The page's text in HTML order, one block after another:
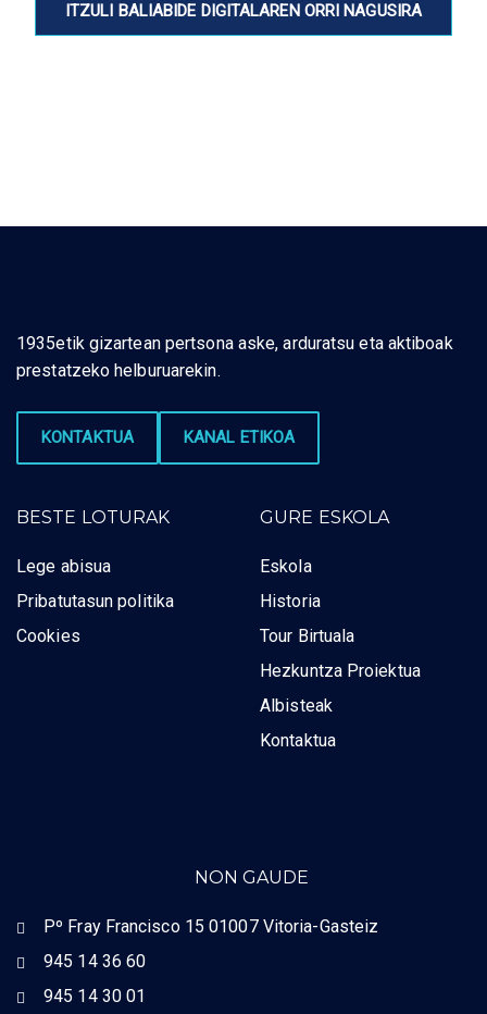
ITZULI BALIABIDE DIGITALAREN ORRI NAGUSIRA
1935etik gizartean pertsona aske, arduratsu eta aktiboak
prestatzeko helburuarekin.
KONTAKTUA KANAL ETIKOA
BESTE LOTURAK
Lege abisua
Pribatutasun politika
Cookies
GURE ESKOLA
Eskola
Historia
Tour Birtuala
Hezkuntza Proiektua
Albisteak
Kontaktua
NON GAUDE
Pº Fray Francisco 15 01007 Vitoria-Gasteiz
945 14 36 60
945 14 30 01